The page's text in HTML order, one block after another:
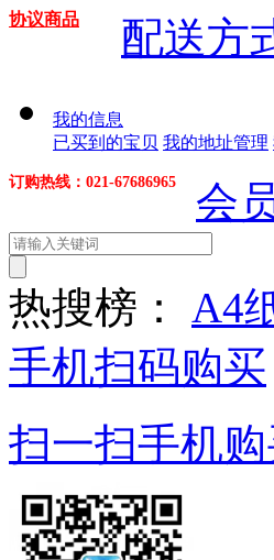
协议商品 配送方
我的信息
已买到的宝贝 我的地址管理
订购热线：021-67686965 会
热搜榜： A4
手机扫码购买
扫一扫手机